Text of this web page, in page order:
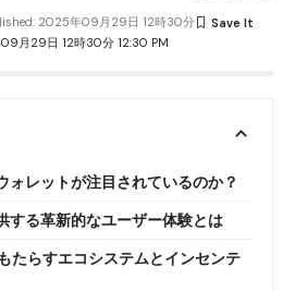
月29日 12時30分 12:30 PM
2025年09月29日 12時30分
ォレットが注目されているのか？
る革新的なユーザー体験とは
たらすエコシステムとインセンテ